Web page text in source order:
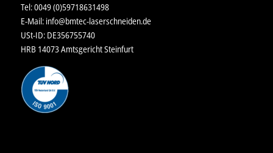
Tel: 0049 (0)59718631498
E-Mail: info@bmtec-laserschneiden.de
USt-ID: DE356755740
HRB 14073 Amtsgericht Steinfurt